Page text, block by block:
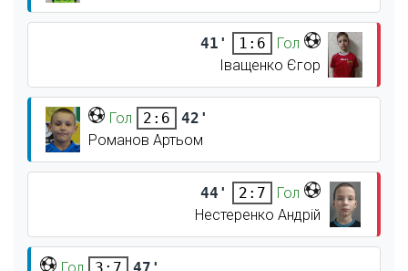
41' 1:6
Гол
Іващенко Єгор
Гол 2:6
42'
Романов Артьом
44' 2:7
Гол
Нестеренко Андрій
Гол
47'